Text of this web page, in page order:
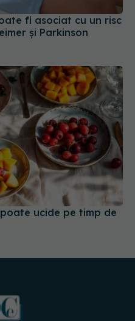
ucide pe timp de
NE PE: